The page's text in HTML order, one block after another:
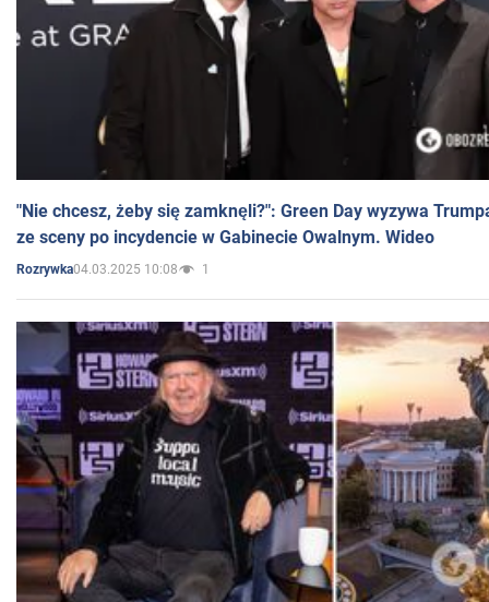
"Nie chcesz, żeby się zamknęli?": Green Day wyzywa
ze sceny po incydencie w Gabinecie Owalnym. Wideo
Rozrywka04.03.2025 10:08 1